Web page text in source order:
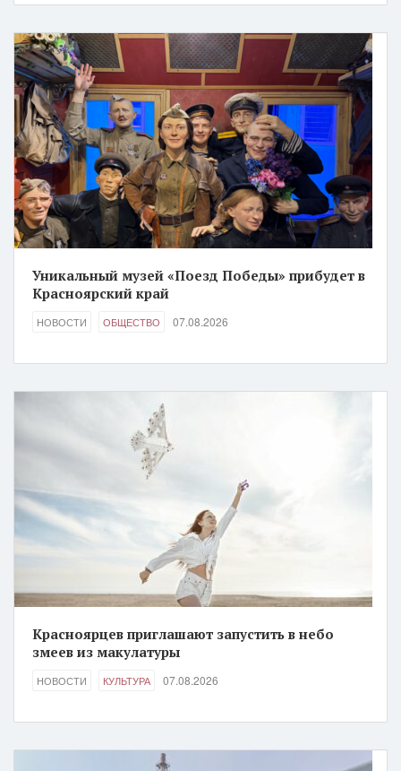
Уникальный музей «Поезд Победы» прибудет в
Красноярский край
НОВОСТИ ОБЩЕСТВО 07.08.2026
Красноярцев приглашают запустить в небо
змеев из макулатуры
НОВОСТИ КУЛЬТУРА 07.08.2026